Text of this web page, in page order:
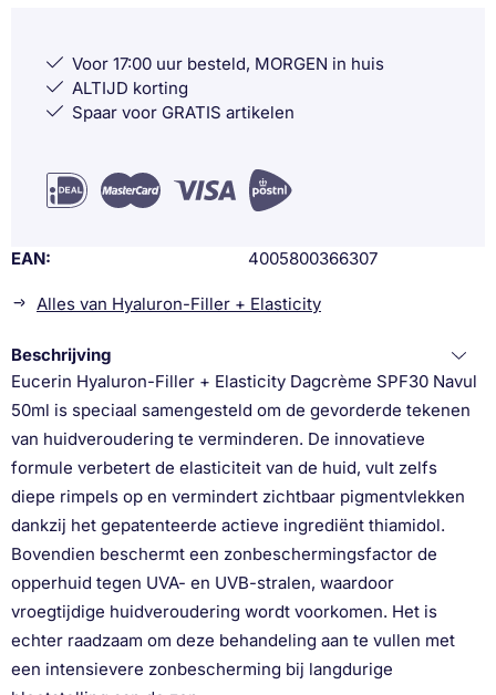
Voor 17:00 uur besteld, MORGEN in huis
ALTIJD korting
Spaar voor GRATIS artikelen
EAN 4005800366307
Alles van Hyaluron-Filler + Elasticity
Beschrijving
Eucerin Hyaluron-Filler + Elasticity Dagcrème SPF30 Navul
50ml is speciaal samengesteld om de gevorderde tekenen
van huidveroudering te verminderen. De innovatieve
formule verbetert de elasticiteit van de huid, vult zelfs
diepe rimpels op en vermindert zichtbaar pigmentvlekken
dankzij het gepatenteerde actieve ingrediënt thiamidol.
Bovendien beschermt een zonbeschermingsfactor de
opperhuid tegen UVA- en UVB-stralen, waardoor
vroegtijdige huidveroudering wordt voorkomen. Het is
echter raadzaam om deze behandeling aan te vullen met
een intensievere zonbescherming bij langdurige